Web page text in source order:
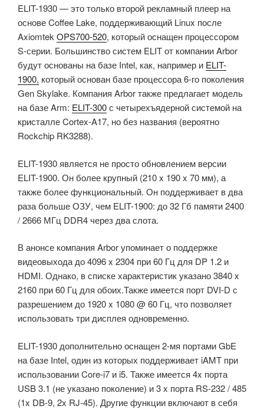
ELIT-1930 — это только второй рекламный плеер на
основе Coffee Lake, поддерживающий Linux после
AxiomtekOPS700-520, который оснащен процессором
S-серии. Большинство систем ELIT от компании Arbor
будут основаны на базе Intel, как, например и ELIT-
1900, который основан базе процессора 6-го поколения
Gen Skylake. Компания Arbor также предлагает модель
на базе Arm: ELIT-300с четырехъядерной системой на
кристалле Cortex-A17, но без названия (вероятно
Rockchip RK3288).
ELIT-1930 является не просто обновлением версии
ELIT-1900. Он более крупный (210 x 190 x 70 мм), а
также более функциональный. Он поддерживает в два
раза больше ОЗУ, чем ELIT-1900: до 32 Гб памяти 2400
/ 2666 МГц DDR4 через два слота.
В анонсе компания Arbor упоминает о поддержке
видеовыхода до 4096 x 2304 при 60 Гц для DP 1.2 и
HDMI. Однако, в списке характеристик указано 3840 x
2160 при 60 Гц для обоих.Также имеется порт DVI-D с
разрешением до 1920 x 1080 @ 60 Гц, что позволяет
использовать три дисплея одновременно.
ELIT-1930 дополнительно оснащен 2-мя портами GbE
на базе Intel, один из которых поддерживает iAMT при
использовании Core-i7 и i5. Также имеется 4x порта
USB 3.1 (не указано поколение) и 3 x порта RS-232 / 485
(1x DB-9, 2x RJ-45). Другие функции включают в себя